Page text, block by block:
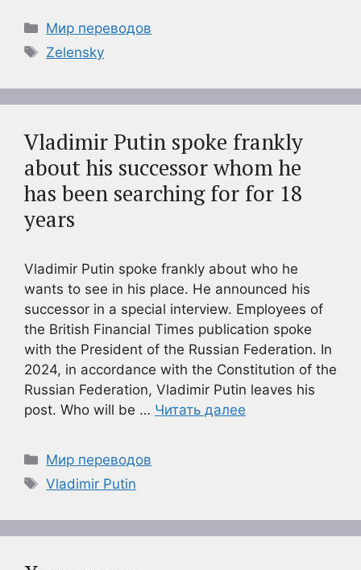
Рубрики
Мир переводов
Метки
Zelensky
Vladimir Putin spoke frankly
about his successor whom he
has been searching for for 18
years
Vladimir Putin spoke frankly about who he
wants to see in his place. He announced his
successor in a special interview. Employees of
the British Financial Times publication spoke
with the President of the Russian Federation. In
2024, in accordance with the Constitution of the
Russian Federation, Vladimir Putin leaves his
post. Who will be … Читать далее
Рубрики
Мир переводов
Метки
Vladimir Putin